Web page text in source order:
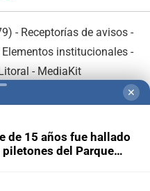
- Receptorías de avisos -
Elementos institucionales-
- MediaKit
✕
de 15 años fue hallado
del Parque